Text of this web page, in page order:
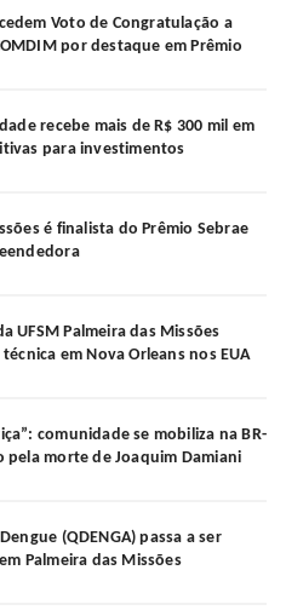
Voto de Congratulação a
por destaque em Prêmio
recebe mais de R$ 300 mil em
para investimentos
é finalista do Prêmio Sebrae
UFSM Palmeira das Missões
em Nova Orleans nos EUA
comunidade se mobiliza na BR-
pela morte de Joaquim Damiani
(QDENGA) passa a ser
Palmeira das Missões